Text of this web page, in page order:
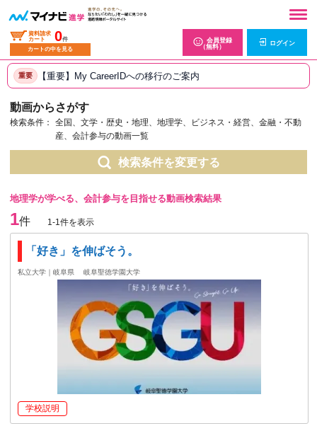
資料請求
カート
0件
カートの中を見る
会員登録
（無料）
ログイン
重要 【重要】My CareerIDへの移行のご案内
動画からさがす
検索条件：
全国、文学・歴史・地理、地理学、ビジネス・経営、金融・不動
産、会計参与の動画一覧
検索条件を変更する
地理学が学べる、会計参与を目指せる動画検索結果
1件 1-1件を表示
「好き」を伸ばそう。
私立大学｜岐阜県 岐阜聖徳学園大学
学校説明